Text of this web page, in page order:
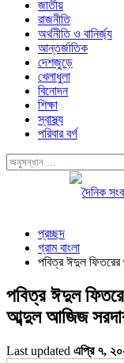
জাতীয়
রাজনীতি
অর্থনীতি ও বানির্জ্য
আন্তর্জাতিক
দেশজুড়ে
খেলাধুলা
বিনোদন
শিক্ষা
স্বাস্থ্য
পরিবার বর্গ
প্রচ্ছদ
গ্রাম বাংলা
পবিত্র ঈদুল
পবিত্র ঈদুল
আব্দুল আজিজ
Last updated এপ্রি ৭,